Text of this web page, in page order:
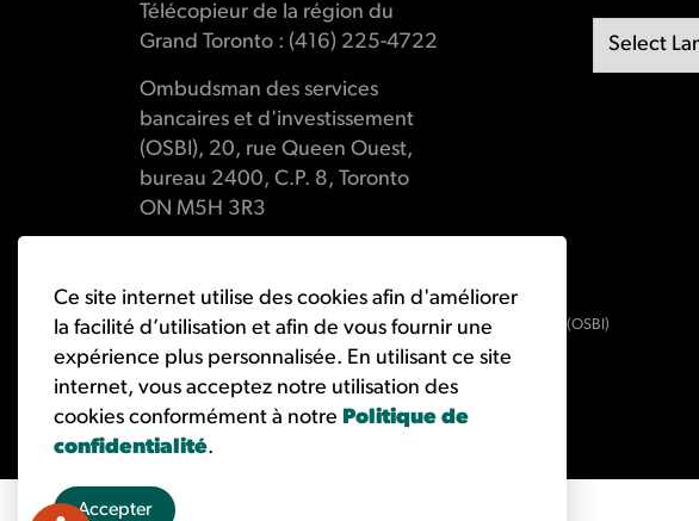
Télécopieur de la région du
Grand Toronto : (416) 225-4722
Ombudsman des services
bancaires et d'investissement
(OSBI), 20, rue Queen Ouest,
bureau 2400, C.P. 8, Toronto
ON M5H 3R3
© 2026 Ombudsman des services bancaires et d'investissement (OSBI)
Ce site internet utilise des cookies afin d'améliorer
la facilité d’utilisation et afin de vous fournir une
expérience plus personnalisée. En utilisant ce site
internet, vous acceptez notre utilisation des
cookies conformément à notre Politique de
confidentialité.
Accepter